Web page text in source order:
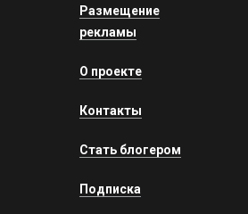
Размещение
рекламы
О проекте
Контакты
Стать блогером
Подписка